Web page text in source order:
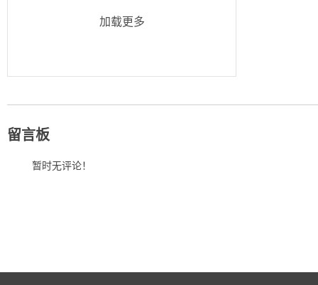
加载更多
留言板
暂时无评论！